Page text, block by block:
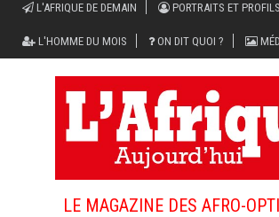
L'AFRIQUE DE DEMAIN PORTRAITS ET PROFILS
L'HOMME DU MOIS ON DIT QUOI ?
LE MAGAZINE DES AFRO-